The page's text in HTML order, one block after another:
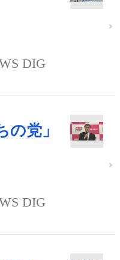
DIG
党」
DIG